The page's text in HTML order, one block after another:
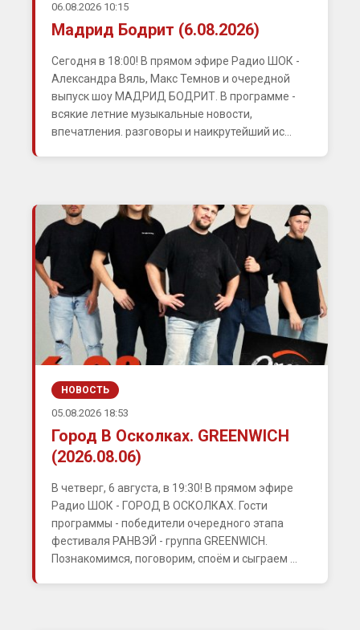
06.08.2026 10:15
Мадрид Бодрит (6.08.2026)
Сегодня в 18:00! В прямом эфире Радио ШОК -
Александра Вяль, Макс Темнов и очередной
выпуск шоу МАДРИД БОДРИТ. В программе -
всякие летние музыкальные новости,
впечатления. разговоры и наикрутейший ис...
НОВОСТЬ
05.08.2026 18:53
Город В Осколках. GREENWICH
(2026.08.06)
В четверг, 6 августа, в 19:30! В прямом эфире
Радио ШОК - ГОРОД В ОСКОЛКАХ. Гости
программы - победители очередного этапа
фестиваля РАНВЭЙ - группа GREENWICH.
Познакомимся, поговорим, споём и сыграем ...